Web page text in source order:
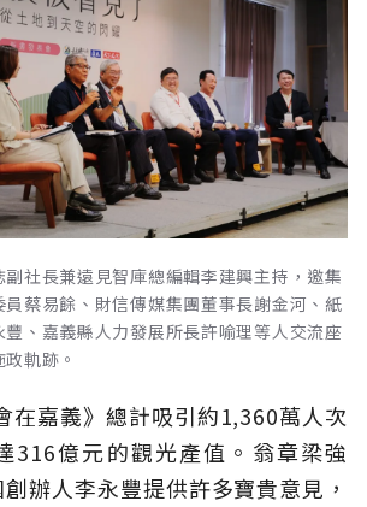
副社長兼遠見智庫總編輯李建興主持，邀集
蔡易餘、財信傳媒集團董事長謝金河、紙
、嘉義縣人力發展所長許喻理等人交流座
軌跡。
在嘉義》總計吸引約1,360萬人次
316億元的觀光產值。翁章梁強
辦人李永豐提供許多寶貴意見，